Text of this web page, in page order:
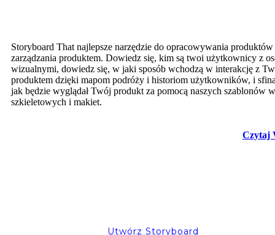
Storyboard That najlepsze narzędzie do opracowywania
zarządzania produktem. Dowiedz się, kim są twoi użytkownicy z
wizualnymi, dowiedz się, w jaki sposób wchodzą w interakcję z
produktem dzięki mapom podróży i historiom użytkowników, i
jak będzie wyglądał Twój produkt za pomocą naszych szablonów
szkieletowych i makiet.
Czytaj
Utwórz Storyboard